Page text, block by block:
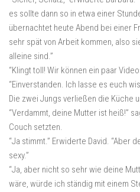
es sollte dann so in etwa einer
übernachtet heute Abend bei einer
sehr spät von Arbeit kommen, also
alleine sind.”
“Klingt toll! Wir können ein paar
“Einverstanden. Ich lasse es euch
Die zwei Jungs verließen die Küche
“Verdammt, deine Mutter ist heiß!”
Couch setzten.
“Ja stimmt.” Erwiderte David. “Aber
sexy.”
“Ja, aber nicht so sehr wie deine
wäre, würde ich ständig mit einem